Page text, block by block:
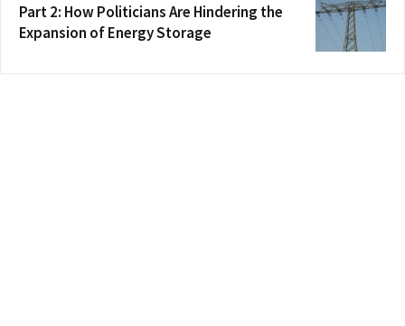
Part 2: How Politicians Are Hindering the
Expansion of Energy Storage